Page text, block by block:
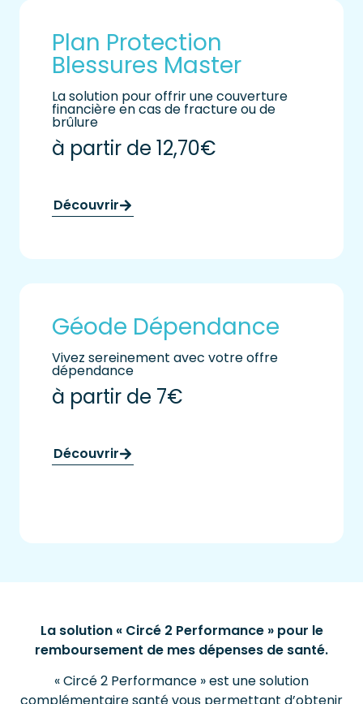
Plan Protection
Blessures Master
La solution pour offrir une couverture
financière en cas de fracture ou de
brûlure
à partir de 12,70€
Découvrir
Géode Dépendance
Vivez sereinement avec votre offre
dépendance
à partir de 7€
Découvrir
La solution « Circé 2 Performance » pour le
remboursement de mes dépenses de santé.
« Circé 2 Performance » est une solution